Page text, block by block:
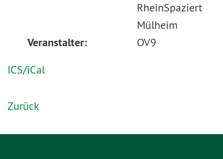
RheinSpaziert
Mülheim
Veranstalter:
OV9
ICS/iCal
Zurück